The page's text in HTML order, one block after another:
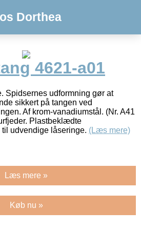
Dorthea
4621-a01
Spidsernes udformning gør at
sikkert på tangen ved
Af krom-vanadiumstål. (Nr. A41
Plastbeklædte
udvendige låseringe. (Læs mere)
Læs mere »
Køb nu »